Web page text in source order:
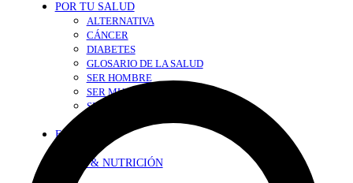
POR TU SALUD
ALTERNATIVA
CÁNCER
DIABETES
GLOSARIO DE LA SALUD
SER HOMBRE
SER MUJER
SEXY-SALUD
EN FORMA
DIETA & NUTRICIÓN